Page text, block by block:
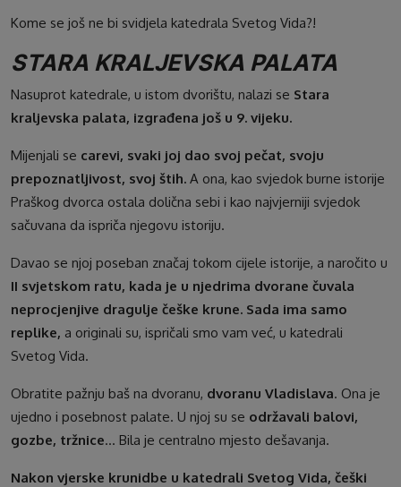
Kome se još ne bi svidjela katedrala Svetog Vida?!
STARA KRALJEVSKA PALATA
Nasuprot katedrale, u istom dvorištu, nalazi se Stara
kraljevska palata, izgrađena još u 9. vijeku.
Mijenjali se carevi, svaki joj dao svoj pečat, svoju
prepoznatljivost, svoj štih. A ona, kao svjedok burne istorije
Praškog dvorca ostala dolična sebi i kao najvjerniji svjedok
sačuvana da ispriča njegovu istoriju.
Davao se njoj poseban značaj tokom cijele istorije, a naročito u
II svjetskom ratu, kada je u njedrima dvorane čuvala
neprocjenjive dragulje češke krune. Sada ima samo
replike, a originali su, ispričali smo vam već, u katedrali
Svetog Vida.
Obratite pažnju baš na dvoranu, dvoranu Vladislava. Ona je
ujedno i posebnost palate. U njoj su se održavali balovi,
gozbe, tržnice… Bila je centralno mjesto dešavanja.
Nakon vjerske krunidbe u katedrali Svetog Vida, češki